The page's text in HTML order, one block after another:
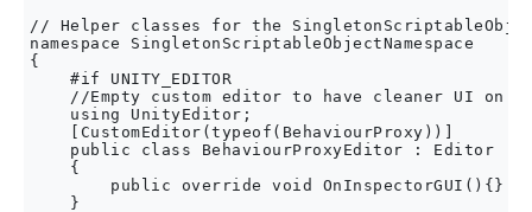
// Helper classes for the
namespace SingletonScriptableObjectNamespace
{
    #if UNITY_EDITOR
//Empty custom editor to have cleaner UI on
    using UnityEditor;
    [CustomEditor(typeof(BehaviourProxy))]
    public class BehaviourProxyEditor : Editor
    {
        public override void OnInspectorGUI(){}
    }